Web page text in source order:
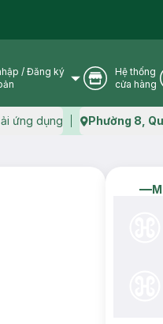
User Icon
/ Đăng ký
Store
Hệ thống
cửa hàng
ứng dụng Phường 8,